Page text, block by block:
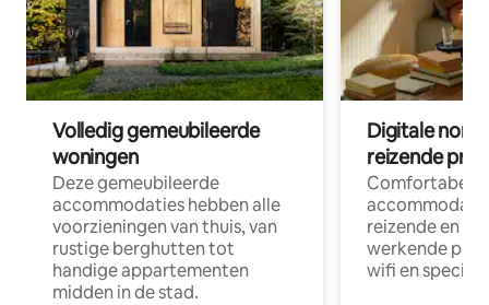
Volledig gemeubileerde
woningen
Deze gemeubileerde
accommodaties hebben alle
voorzieningen van thuis, van
rustige berghutten tot
handige appartementen
midden in de stad.
Digitale
reizende
Comfortabele
reizende en
werkende
wifi en